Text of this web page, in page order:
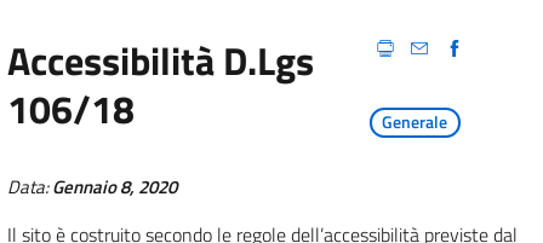
Accessibilità D.Lgs
106/18
Generale
Data:Gennaio 8, 2020
Il sito è costruito secondo le regole dell’accessibilità previste dal